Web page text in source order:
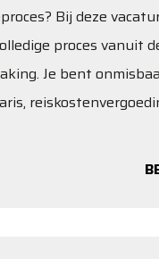
Bij deze
proces vanuit
Je bent